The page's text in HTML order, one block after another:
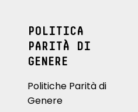
POLITICA
PARITÀ DI
GENERE
Politiche Parità di
Genere